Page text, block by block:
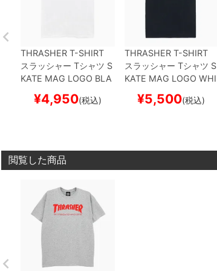
THRASHER T-SHIRT
スラッシャー Tシャツ S
KATE MAG LOGO BLA
TE（US企画）スケート
¥4,950(税込)
THRASHER T-SHIRT
スラッシャー Tシャツ S
KATE MAG LOGO WHI
企画）スケートボード
¥5,500(税込)
閲覧した商品